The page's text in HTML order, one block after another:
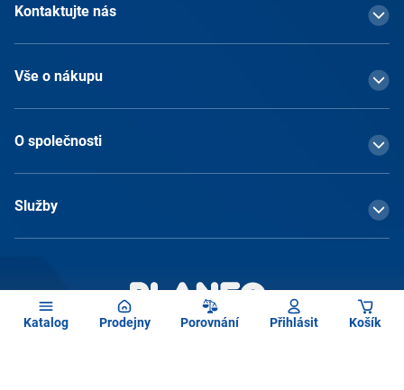
Katalog Prodejny Porovnání Přihlásit Košík
Kontaktujte nás
Vše o nákupu
O společnosti
Služby